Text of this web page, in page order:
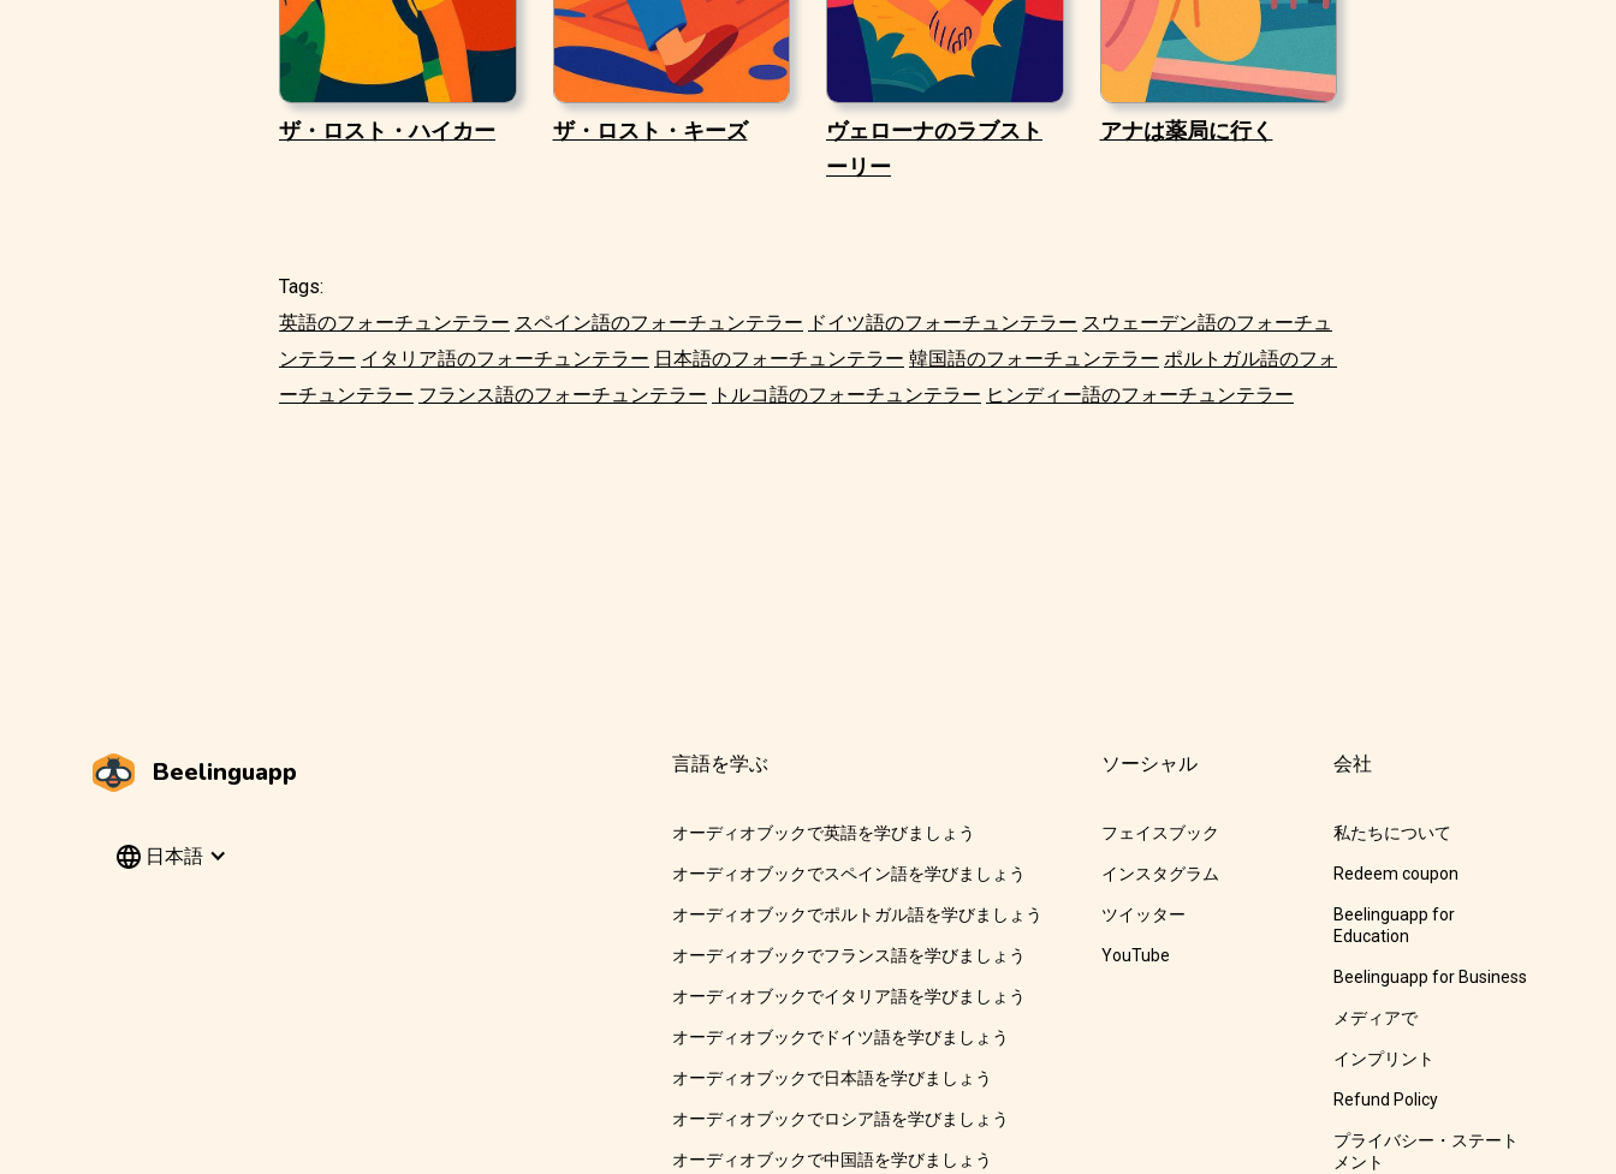
ザ・ロスト・ハイカー ザ・ロスト・キーズ
ヴェローナのラブスト
ーリー
アナは薬局に行く
Tags:
英語のフォーチュンテラー スペイン語のフォーチュンテラー ドイツ語のフォーチュンテラー スウェーデン語のフォーチュ
ンテラー イタリア語のフォーチュンテラー 日本語のフォーチュンテラー 韓国語のフォーチュンテラー ポルトガル語のフォ
ーチュンテラー フランス語のフォーチュンテラー トルコ語のフォーチュンテラー ヒンディー語のフォーチュンテラー
Beelinguapp
日本語
言語を学ぶ
オーディオブックで英語を学びましょう
オーディオブックでスペイン語を学びましょう
オーディオブックでポルトガル語を学びましょう
オーディオブックでフランス語を学びましょう
オーディオブックでイタリア語を学びましょう
オーディオブックでドイツ語を学びましょう
オーディオブックで日本語を学びましょう
オーディオブックでロシア語を学びましょう
オーディオブックで中国語を学びましょう
ソーシャル
フェイスブック
インスタグラム
ツイッター
YouTube
会社
私たちについて
Redeem coupon
Beelinguapp for
Education
Beelinguapp for Business
メディアで
インプリント
Refund Policy
プライバシー・ステート
メント